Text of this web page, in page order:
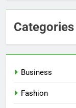
Categories
Business
Fashion